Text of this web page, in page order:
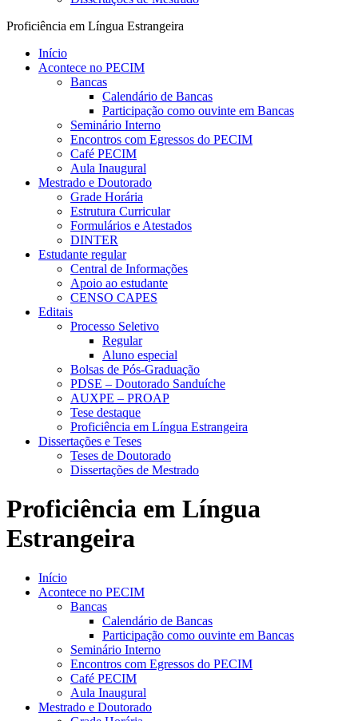
Proficiência em Língua Estrangeira
Início
Acontece no PECIM
Bancas
Calendário de Bancas
Participação como ouvinte em Bancas
Seminário Interno
Encontros com Egressos do PECIM
Café PECIM
Aula Inaugural
Mestrado e Doutorado
Grade Horária
Estrutura Curricular
Formulários e Atestados
DINTER
Estudante regular
Central de Informações
Apoio ao estudante
CENSO CAPES
Editais
Processo Seletivo
Regular
Aluno especial
Bolsas de Pós-Graduação
PDSE – Doutorado Sanduíche
AUXPE – PROAP
Tese destaque
Proficiência em Língua Estrangeira
Dissertações e Teses
Teses de Doutorado
Dissertações de Mestrado
Proficiência em Língua
Estrangeira
Início
Acontece no PECIM
Bancas
Calendário de Bancas
Participação como ouvinte em Bancas
Seminário Interno
Encontros com Egressos do PECIM
Café PECIM
Aula Inaugural
Mestrado e Doutorado